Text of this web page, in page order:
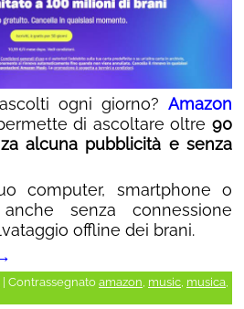
ogni giorno? Amazon
di ascoltare oltre90
alcuna pubblicità e senza
computer, smartphone o
senza connessione
offline dei brani.
| Contrassegnato amazon music musica